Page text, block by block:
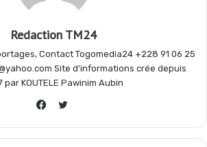
Redaction TM24
Contact Togomedia24 +228 91 06 25
Site d'informations crée depuis
par KOUTELE Pawinim Aubin
Twitter